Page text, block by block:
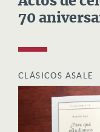
70
CLÁSICOS ASALE